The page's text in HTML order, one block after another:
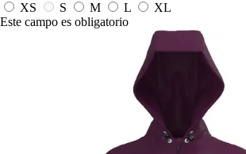
XS
S M L
XL
Este campo es obligatorio